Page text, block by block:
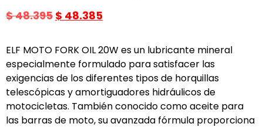
$48.395 $ 48.385
ELF MOTO FORK OIL 20W es un lubricante mineral
especialmente formulado para satisfacer las
exigencias de los diferentes tipos de horquillas
telescópicas y amortiguadores hidráulicos de
motocicletas. También conocido como aceite para
las barras de moto, su avanzada fórmula proporciona